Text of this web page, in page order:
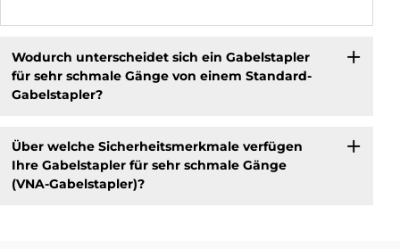
Wodurch unterscheidet sich ein Gabelstapler
für sehr schmale Gänge von einem Standard-
Gabelstapler?
Über welche Sicherheitsmerkmale verfügen
Ihre Gabelstapler für sehr schmale Gänge
(VNA-Gabelstapler)?